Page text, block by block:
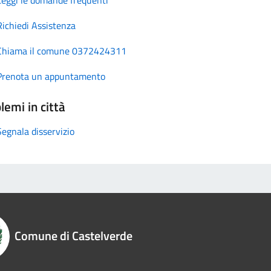
Assistenza
il comune 0372424311
un appuntamento
in città
disservizio
Comune di Castelverde